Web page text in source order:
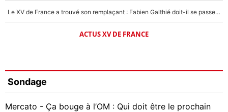
Le XV de France a trouvé son remplaçant : Fabien Galthié doit-il se passer d'Antoine Dupont ?
ACTUS XV DE FRANCE
Sondage
Mercato - Ça bouge à l’OM : Qui doit être le prochain